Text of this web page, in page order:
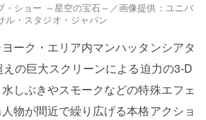
・ショー ～星空の宝石～／画像提供：ユニバ
ル・スタジオ・ジャパン
ーク・エリア内マンハッタンシアタ
の巨大スクリーンによる迫力の3-D
しぶきやスモークなどの特殊エフェ
物が間近で繰り広げる本格アクショ